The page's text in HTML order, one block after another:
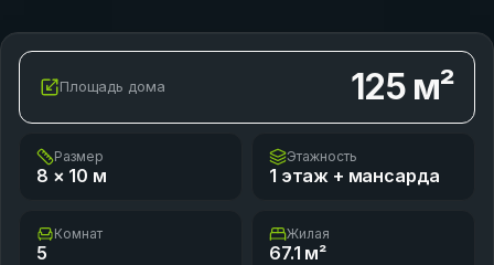
Площадь дома 125м²
Размер
8 × 10 м
Этажность
1 этаж + мансарда
Комнат
5
Жилая
67.1 м²